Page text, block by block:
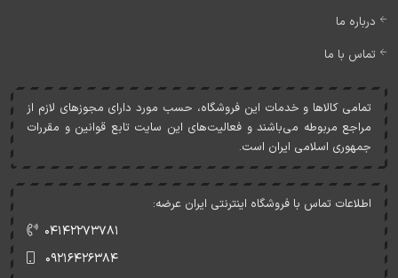
درباره ما
تماس با ما
تمامی کالاها و خدمات اين فروشگاه، حسب مورد دارای مجوزهای لازم از
مراجع مربوطه می‌باشند و فعاليت‌های اين سايت تابع قوانين و مقررات
جمهوری اسلامی ايران است.
اطلاعات تماس با فروشگاه اینترنتی ایران عرضه:
۰۴۱۴۲۲۷۳۷۸۱
۰۹۲۱۶۴۲۶۳۸۴